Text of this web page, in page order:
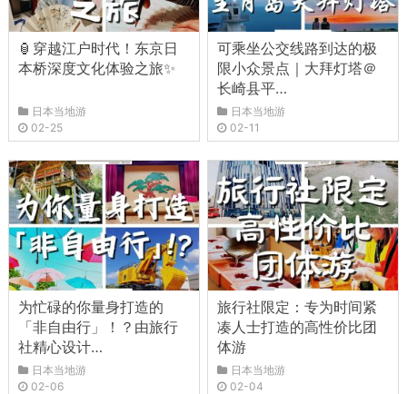
🏮穿越江户时代！东京日
本桥深度文化体验之旅✨
日本当地游
02-25
可乘坐公交线路到达的极
限小众景点｜大拜灯塔＠
长崎县平…
日本当地游
02-11
为忙碌的你量身打造的
「非自由行」！？由旅行
社精心设计…
日本当地游
02-06
旅行社限定：专为时间紧
凑人士打造的高性价比团
体游
日本当地游
02-04